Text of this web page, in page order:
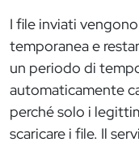
I file inviati
temporanea e
un periodo di
automaticamente
perché solo i
scaricare i file. Il